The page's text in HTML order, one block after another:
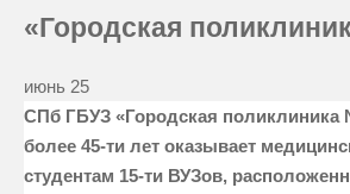
«Городская
июнь 25
СПб ГБУЗ «Городская поликлиника
более 45-ти лет оказывает
студентам 15-ти ВУЗов,